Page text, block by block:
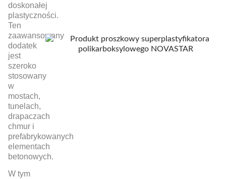
doskonałej
plastyczności.
Ten
zaawansowany
dodatek
jest
szeroko
stosowany
w
mostach,
tunelach,
drapaczach
chmur i
prefabrykowanych
elementach
betonowych.
W tym